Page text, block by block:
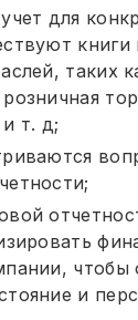
для
книги
таких
т. д;
чтобы
и